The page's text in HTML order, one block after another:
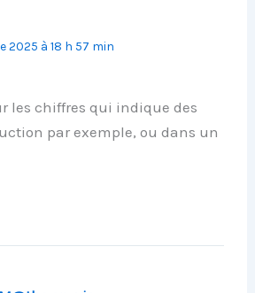
2025 à 18 h 57 min
les chiffres qui indique des
par exemple, ou dans un